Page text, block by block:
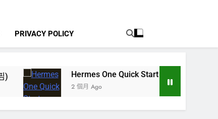
PRIVACY POLICY
Hermes One Quick Start Guide using
2 個月 Ago